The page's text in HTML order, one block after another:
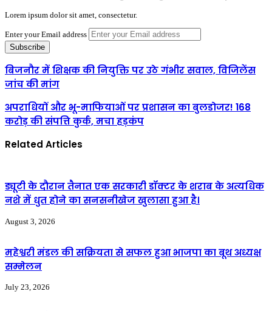
Lorem ipsum dolor sit amet, consectetur.
Enter your Email address
बिजनौर में शिक्षक की नियुक्ति पर उठे गंभीर सवाल, विजिलेंस
जांच की मांग
अपराधियों और भू-माफियाओं पर प्रशासन का बुलडोजर! 168
करोड़ की संपत्ति कुर्क, मचा हड़कंप
Related Articles
ड्यूटी के दौरान तैनात एक सरकारी डॉक्टर के शराब के अत्यधिक
नशे में धुत होने का सनसनीखेज खुलासा हुआ है।
August 3, 2026
महेश्वरी मंडल की सक्रियता से सफल हुआ भाजपा का बूथ अध्यक्ष
सम्मेलन
July 23, 2026